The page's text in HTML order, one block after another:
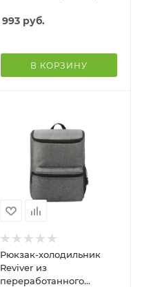
993 руб.
В КОРЗИНУ
Рюкзак-холодильник
Reviver из
переработанного